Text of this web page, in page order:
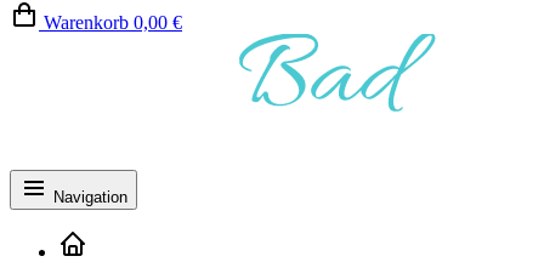
Warenkorb 0,00 €
Navigation